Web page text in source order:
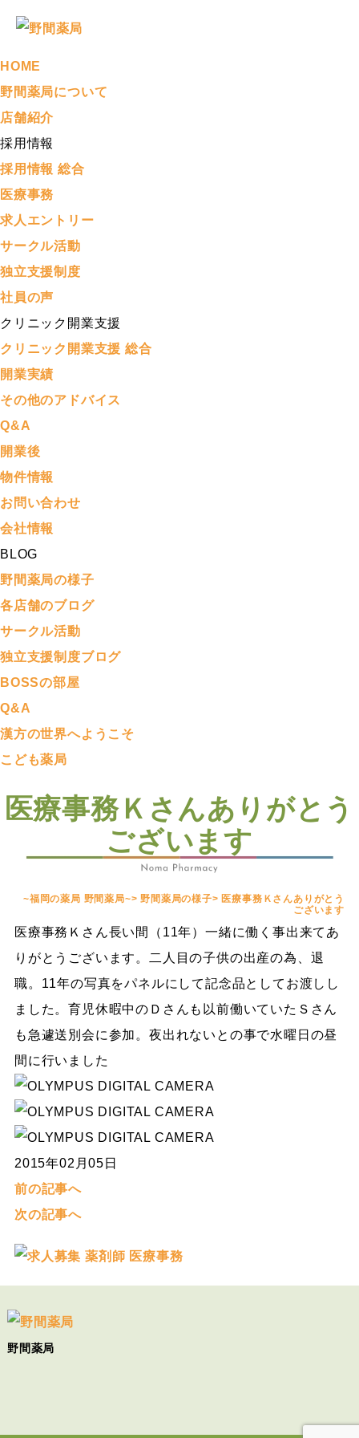
HOME
野間薬局について
店舗紹介
採用情報
採用情報 総合
医療事務
求人エントリー
サークル活動
独立支援制度
社員の声
クリニック開業支援
クリニック開業支援 総合
開業実績
その他のアドバイス
Q&A
開業後
物件情報
お問い合わせ
会社情報
BLOG
野間薬局の様子
各店舗のブログ
サークル活動
独立支援制度ブログ
BOSSの部屋
Q&A
漢方の世界へようこそ
こども薬局
医療事務Ｋさんありがとう
ございます
~福岡の薬局 野間薬局~>野間薬局の様子> 医療事務Ｋさんありがとう
ございます
医療事務Ｋさん長い間（11年）一緒に働く事出来てあ
りがとうございます。二人目の子供の出産の為、退
職。11年の写真をパネルにして記念品としてお渡しし
ました。育児休暇中のＤさんも以前働いていたＳさん
も急遽送別会に参加。夜出れないとの事で水曜日の昼
間に行いました
2015年02月05日
前の記事へ
次の記事へ
野間薬局